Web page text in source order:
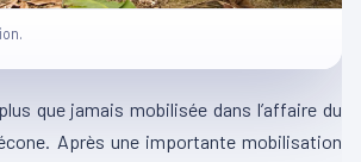
que jamais mobilisée dans l’affaire du
Après une importante mobilisation